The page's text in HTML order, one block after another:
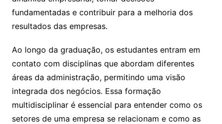
fundamentadas e contribuir para a melhoria dos
resultados das empresas.
Ao longo da graduação, os estudantes entram em
contato com disciplinas que abordam diferentes
áreas da administração, permitindo uma visão
integrada dos negócios. Essa formação
multidisciplinar é essencial para entender como os
setores de uma empresa se relacionam e como as